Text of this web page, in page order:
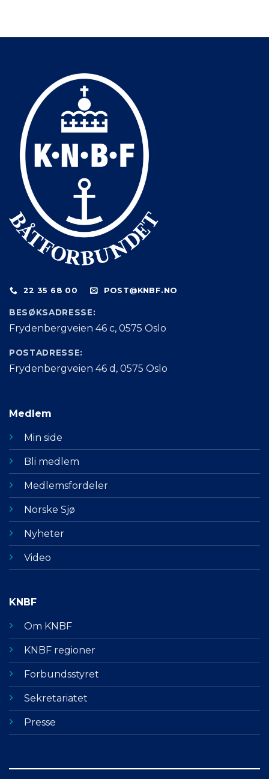
22 35 68 00 POST@KNBF.NO
BESØKSADRESSE:
Frydenbergveien 46 c, 0575 Oslo
POSTADRESSE:
Frydenbergveien 46 d, 0575 Oslo
Medlem
Min side
Bli medlem
Medlemsfordeler
Norske Sjø
Nyheter
Video
KNBF
Om KNBF
KNBF regioner
Forbundsstyret
Sekretariatet
Presse